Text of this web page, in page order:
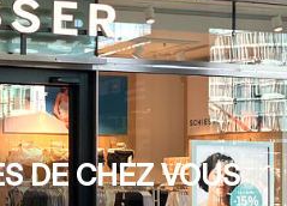
DE CHEZ VOUS